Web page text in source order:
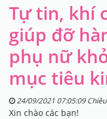
Tự tin, khí
giúp đỡ
phụ nữ
mục tiêu
24/09/2021 07:05:09 Chiều
Xin chào các bạn!